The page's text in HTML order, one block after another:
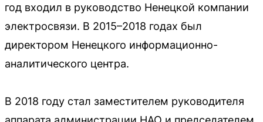
год входил в руководство Ненецкой компании
электросвязи. В 2015–2018 годах был
директором Ненецкого информационно-
аналитического центра.
В 2018 году стал заместителем руководителя